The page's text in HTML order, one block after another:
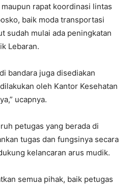
rapat koordinasi lintas
baik moda transportasi
sudah mulai ada peningkatan
Lebaran.
bandara juga disediakan
oleh Kantor Kesehatan
ucapnya.
petugas yang berada di
tugas dan fungsinya secara
kelancaran arus mudik.
semua pihak, baik petugas